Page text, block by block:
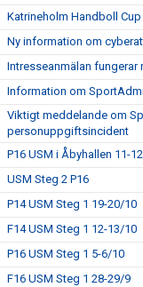
Katrineholm Handboll Cup
Ny information om
Intresseanmälan fungerar
Information om
Viktigt meddelande om
personuppgiftsincident
P16 USM i Åbyhallen 11-
USM Steg 2 P16
P14 USM Steg 1 19-20/10
F14 USM Steg 1 12-13/10
P16 USM Steg 1 5-6/10
F16 USM Steg 1 28-29/9